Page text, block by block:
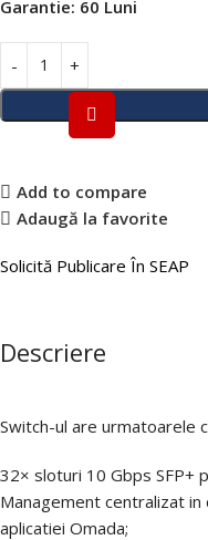
Garantie: 60 Luni
Add to compare
Adaugă la favorite
Solicită Publicare În SEAP
Descriere
Switch-ul are urmatoarele
32× sloturi 10 Gbps SFP+
Management centralizat
aplicatiei Omada;